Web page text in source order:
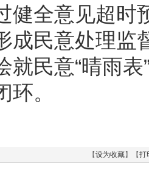
健全意见超时
成民意处理监
就民意“晴雨
。
【设为收藏】【打